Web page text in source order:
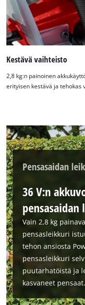
Kestävä vaihteisto
2,8 kg:n painoinen
erityisen kestävä ja tehokas
Pensasaidan
36 V:n
pensasaidan
Vain 2,8 kg
pensasleikkuri
tehon ansiosta
pensasleikkuri
puutarhatöistä ja
kasvaneet pensaat.